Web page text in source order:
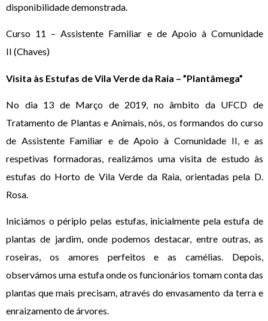
disponibilidade demonstrada.
Curso 11 – Assistente Familiar e de Apoio à Comunidade
II (Chaves)
Visita às Estufas de Vila Verde da Raia – ”Plantâmega”
No dia 13 de Março de 2019, no âmbito da UFCD de
Tratamento de Plantas e Animais, nós, os formandos do curso
de Assistente Familiar e de Apoio à Comunidade II, e as
respetivas formadoras, realizámos uma visita de estudo às
estufas do Horto de Vila Verde da Raia, orientadas pela D.
Rosa.
Iniciámos o périplo pelas estufas, inicialmente pela estufa de
plantas de jardim, onde podemos destacar, entre outras, as
roseiras, os amores perfeitos e as camélias. Depois,
observámos uma estufa onde os funcionários tomam conta das
plantas que mais precisam, através do envasamento da terra e
enraizamento de árvores.